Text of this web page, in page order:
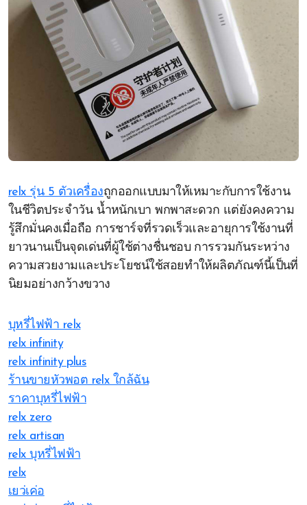
relx รุ่น 5 ตัวเครื่องถูกออกแบบมาให้เหมาะกับการใช้งาน
ในชีวิตประจำวัน น้ำหนักเบา พกพาสะดวก แต่ยังคงความ
รู้สึกมั่นคงเมื่อถือ การชาร์จที่รวดเร็วและอายุการใช้งานที่
ยาวนานเป็นจุดเด่นที่ผู้ใช้ต่างชื่นชอบ การรวมกันระหว่าง
ความสวยงามและประโยชน์ใช้สอยทำให้ผลิตภัณฑ์นี้เป็นที่
นิยมอย่างกว้างขวาง
บุหรี่ไฟฟ้า relx
relx infinity
relx infinity plus
ร้านขายหัวพอต relx ใกล้ฉัน
ราคาบุหรี่ไฟฟ้า
relx zero
relx artisan
relx บุหรี่ไฟฟ้า
relx
เยว่เค่อ